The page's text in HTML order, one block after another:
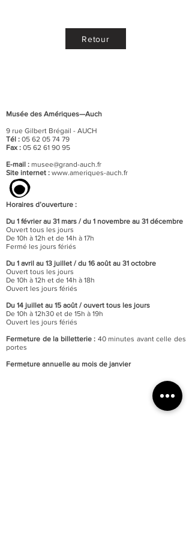
Retour
Musée des Amériques—Auch
9 rue Gilbert Brégail - AUCH
Tél : 05 62 05 74 79
Fax : 05 62 61 90 95
E-mail : musee@grand-auch.fr
Site internet : www.ameriques-auch.fr
Horaires d’ouverture :
Du 1 février au 31 mars / du 1 novembre au 31 décembre
Ouvert tous les jours
De 10h à 12h et de 14h à 17h
Fermé les jours fériés
Du 1 avril au 13 juillet / du 16 août au 31 octobre
Ouvert tous les jours
De 10h à 12h et de 14h à 18h
Ouvert les jours fériés
Du 14 juillet au 15 août / ouvert tous les jours
De 10h à 12h30 et de 15h à 19h
Ouvert les jours fériés
Fermeture de la billetterie : 40 minutes avant celle des
portes
Fermeture annuelle au mois de janvier